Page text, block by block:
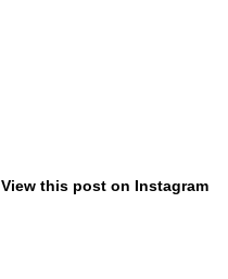
View this post on Instagram